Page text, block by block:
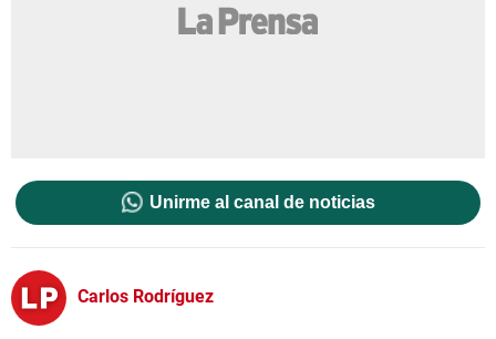
Unirme al canal de noticias
Carlos Rodríguez